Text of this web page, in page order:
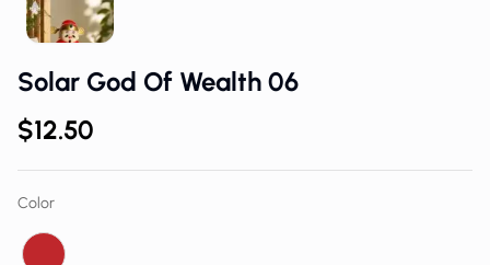
Solar God Of Wealth 06
$12.50
Color